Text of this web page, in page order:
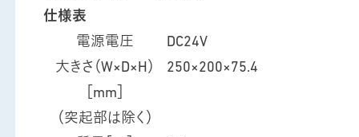
仕様表
電源電圧
DC24V
大きさ（W×D×H）
［mm］
（突起部は除く）
250×200×75.4